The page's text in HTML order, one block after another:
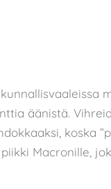
äänistä.
koska
Macronille,